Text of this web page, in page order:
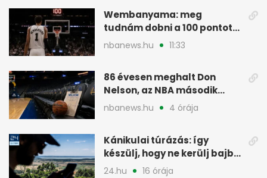
Wembanyama: meg
tudnám dobni a 100 pontot
egy NBA-meccsen
nbanews.hu 11:33
86 évesen meghalt Don
Nelson, az NBA második
legsikeresebb edzője
nbanews.hu 4 órája
Kánikulai túrázás: így
készülj, hogy ne kerülj bajba
az úton
24.hu 16 órája